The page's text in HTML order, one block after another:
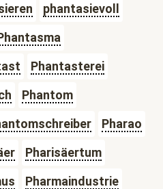
phantasievoll
Phantasterei
Phantom
Pharao
Pharisäertum
Pharmaindustrie